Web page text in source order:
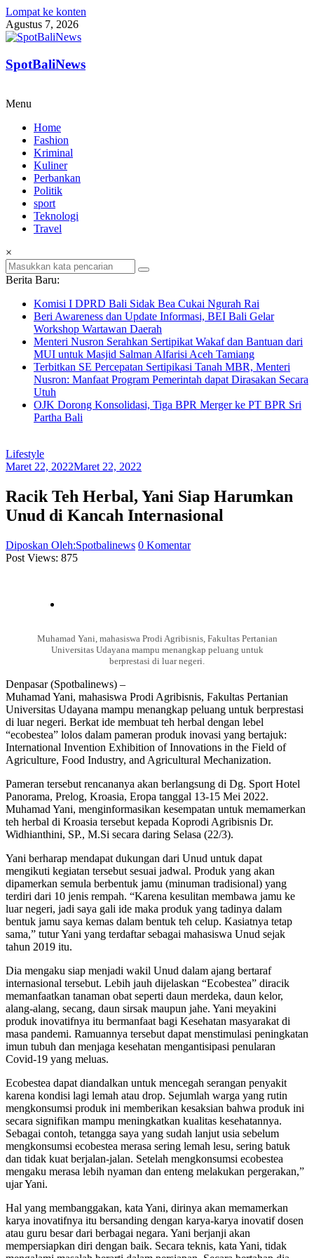
Lompat ke konten
Agustus 7, 2026
SpotBaliNews
Menu
Home
Fashion
Kriminal
Kuliner
Perbankan
Politik
sport
Teknologi
Travel
×
Berita Baru:
Komisi I DPRD Bali Sidak Bea Cukai Ngurah Rai
Beri Awareness dan Update Informasi, BEI Bali Gelar
Workshop Wartawan Daerah
Menteri Nusron Serahkan Sertipikat Wakaf dan Bantuan dari
MUI untuk Masjid Salman Alfarisi Aceh Tamiang
Terbitkan SE Percepatan Sertipikasi Tanah MBR, Menteri
Nusron: Manfaat Program Pemerintah dapat Dirasakan Secara
Utuh
OJK Dorong Konsolidasi, Tiga BPR Merger ke PT BPR Sri
Partha Bali
Lifestyle
Maret 22, 2022Maret 22, 2022
Racik Teh Herbal, Yani Siap Harumkan
Unud di Kancah Internasional
Diposkan Oleh:Spotbalinews 0 Komentar
Post Views: 875
Muhamad Yani, mahasiswa Prodi Agribisnis, Fakultas Pertanian
Universitas Udayana mampu menangkap peluang untuk
berprestasi di luar negeri.
Denpasar (Spotbalinews) –
Muhamad Yani, mahasiswa Prodi Agribisnis, Fakultas Pertanian
Universitas Udayana mampu menangkap peluang untuk berprestasi
di luar negeri. Berkat ide membuat teh herbal dengan lebel
“ecobestea” lolos dalam pameran produk inovasi yang bertajuk:
International Invention Exhibition of Innovations in the Field of
Agriculture, Food Industry, and Agricultural Mechanization.
Pameran tersebut rencananya akan berlangsung di Dg. Sport Hotel
Panorama, Prelog, Kroasia, Eropa tanggal 13-15 Mei 2022.
Muhamad Yani, menginformasikan kesempatan untuk memamerkan
teh herbal di Kroasia tersebut kepada Koprodi Agribisnis Dr.
Widhianthini, SP., M.Si secara daring Selasa (22/3).
Yani berharap mendapat dukungan dari Unud untuk dapat
mengikuti kegiatan tersebut sesuai jadwal. Produk yang akan
dipamerkan semula berbentuk jamu (minuman tradisional) yang
terdiri dari 10 jenis rempah. “Karena kesulitan membawa jamu ke
luar negeri, jadi saya gali ide maka produk yang tadinya dalam
bentuk jamu saya kemas dalam bentuk teh celup. Kasiatnya tetap
sama,” tutur Yani yang terdaftar sebagai mahasiswa Unud sejak
tahun 2019 itu.
Dia mengaku siap menjadi wakil Unud dalam ajang bertaraf
internasional tersebut. Lebih jauh dijelaskan “Ecobestea” diracik
memanfaatkan tanaman obat seperti daun merdeka, daun kelor,
alang-alang, secang, daun sirsak maupun jahe. Yani meyakini
produk inovatifnya itu bermanfaat bagi Kesehatan masyarakat di
masa pandemi. Ramuannya tersebut dapat menstimulasi peningkatan
imun tubuh dan menjaga kesehatan mengantisipasi penularan
Covid-19 yang meluas.
Ecobestea dapat diandalkan untuk mencegah serangan penyakit
karena kondisi lagi lemah atau drop. Sejumlah warga yang rutin
mengkonsumsi produk ini memberikan kesaksian bahwa produk ini
secara signifikan mampu meningkatkan kualitas kesehatannya.
Sebagai contoh, tetangga saya yang sudah lanjut usia sebelum
mengkonsumsi ecobestea merasa sering lemah lesu, sering batuk
dan tidak kuat berjalan-jalan. Setelah mengkonsumsi ecobestea
mengaku merasa lebih nyaman dan enteng melakukan pergerakan,”
ujar Yani.
Hal yang membanggakan, kata Yani, dirinya akan memamerkan
karya inovatifnya itu bersanding dengan karya-karya inovatif dosen
atau guru besar dari berbagai negara. Yani berjanji akan
mempersiapkan diri dengan baik. Secara teknis, kata Yani, tidak